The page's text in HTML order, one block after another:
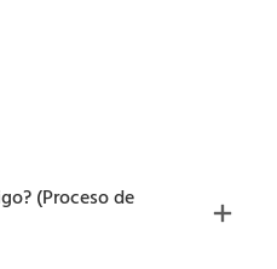
(Proceso de